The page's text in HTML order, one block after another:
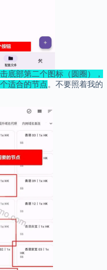
底部第二个图标（圆圈），
适合的节点。不要照着我的